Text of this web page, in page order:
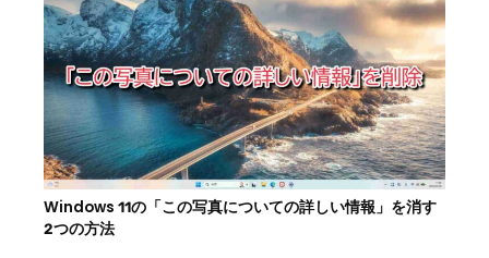
Windows 11の「この写真についての詳しい情報」を消す
2つの方法